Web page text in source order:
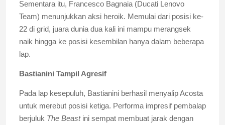
Sementara itu, Francesco Bagnaia (Ducati Lenovo
Team) menunjukkan aksi heroik. Memulai dari posisi ke-
22 di grid, juara dunia dua kali ini mampu merangsek
naik hingga ke posisi kesembilan hanya dalam beberapa
lap.
Bastianini Tampil Agresif
Pada lap kesepuluh, Bastianini berhasil menyalip Acosta
untuk merebut posisi ketiga. Performa impresif pembalap
berjuluk The Beastini sempat membuat jarak dengan